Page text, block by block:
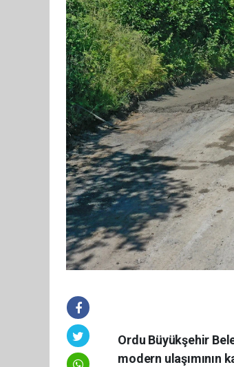
Ordu Büyükşehir
modern ulaşımının